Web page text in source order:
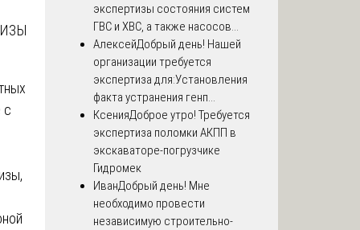
с
экспертизы состояния систем
ГВС и ХВС, а также насосов...
АлексейДобрый день! Нашей
организации требуется
экспертиза для:Установления
факта устранения генп...
КсенияДоброе утро! Требуется
экспертиза поломки АКПП в
экскаваторе-погрузчике
Гидромек
ИванДобрый день! Мне
необходимо провести
независимую строительно-